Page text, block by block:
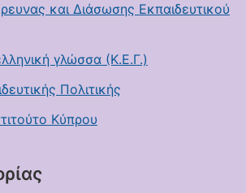
και Διάσωσης Εκπαιδευτικού
γλώσσα (Κ.Ε.Γ.)
Πολιτικής
Κύπρου